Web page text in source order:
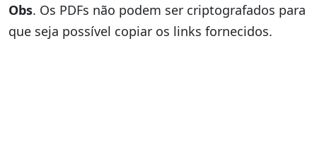
Obs. Os PDFs não podem ser criptografados para
que seja possível copiar os links fornecidos.